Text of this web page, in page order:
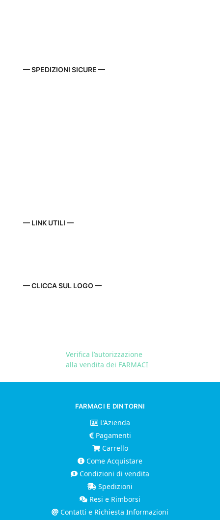
— SPEDIZIONI SICURE —
— LINK UTILI —
— CLICCA SUL LOGO —
Verifica l’autorizzazione
alla vendita dei FARMACI
FARMACI E DINTORNI
L’Azienda
Pagamenti
Carrello
Come Acquistare
Condizioni di vendita
Spedizioni
Resi e Rimborsi
Contatti e Richiesta Informazioni